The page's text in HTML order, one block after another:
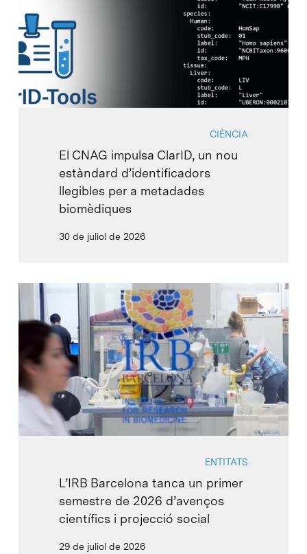
CIÈNCIA
El CNAG impulsa ClarID, un nou
estàndard d’identificadors
llegibles per a metadades
biomèdiques
30 de juliol de 2026
ENTITATS
L’IRB Barcelona tanca un primer
semestre de 2026 d’avenços
científics i projecció social
29 de juliol de 2026